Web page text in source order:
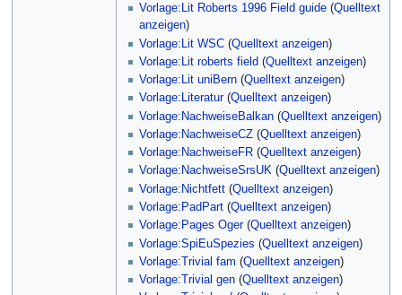
Vorlage:Lit Roberts 1996 Field guide (Quelltext
anzeigen)
Vorlage:Lit WSC (Quelltext anzeigen)
Vorlage:Lit roberts field (Quelltext anzeigen)
Vorlage:Lit uniBern (Quelltext anzeigen)
Vorlage:Literatur(Quelltext anzeigen)
Vorlage:NachweiseBalkan (Quelltext anzeigen)
Vorlage:NachweiseCZ (Quelltext anzeigen)
Vorlage:NachweiseFR (Quelltext anzeigen)
Vorlage:NachweiseSrsUK (Quelltext anzeigen)
Vorlage:Nichtfett (Quelltext anzeigen)
Vorlage:PadPart (Quelltext anzeigen)
Vorlage:Pages Oger(Quelltext anzeigen)
Vorlage:SpiEuSpezies (Quelltext anzeigen)
Vorlage:Trivial fam (Quelltext anzeigen)
Vorlage:Trivial gen (Quelltext anzeigen)